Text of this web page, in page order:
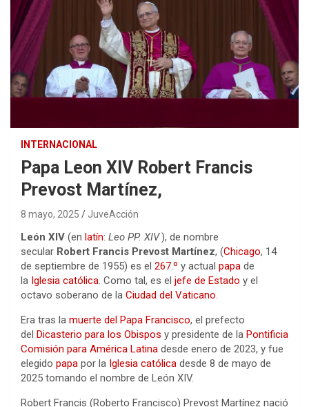
INTERNACIONAL
Papa Leon XIV Robert Francis
Prevost Martínez,
8 mayo, 2025 JuveAcción
León XIV ​ (en latín: Leo PP. XIV), de nombre
secular Robert Francis Prevost Martínez, (Chicago, 14
de septiembre de 1955) es el 267.º y actual papa de
la Iglesia católica . Como tal, es el jefe de Estado y el
octavo soberano de la Ciudad del Vaticano
Era tras la muerte del Papa Francisco, el prefecto
del Dicasterio para los Obispos y presidente de la Pontificia
Comisión para América Latina desde enero de 2023, y fue
elegido papa por la Iglesia católica desde 8 de mayo de
2025 tomando el nombre de León XIV.
Robert Francis (Roberto Francisco) Prevost Martínez nació